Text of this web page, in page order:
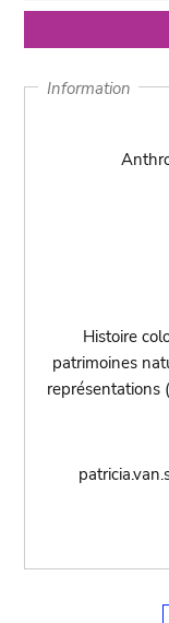
Information
Histoire
patrimoines
représentations